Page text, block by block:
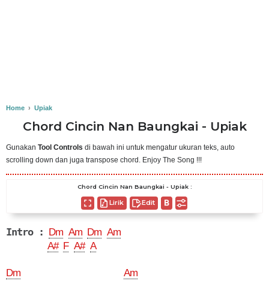
Home › Upiak
Chord Cincin Nan Baungkai - Upiak
Gunakan Tool Controls di bawah ini untuk mengatur ukuran teks, auto
scrolling down dan juga transpose chord. Enjoy The Song !!!
Chord Cincin Nan Baungkai - Upiak :
Lirik Edit
Intro : Dm Am Dm Am
A# F A# A
Dm Am